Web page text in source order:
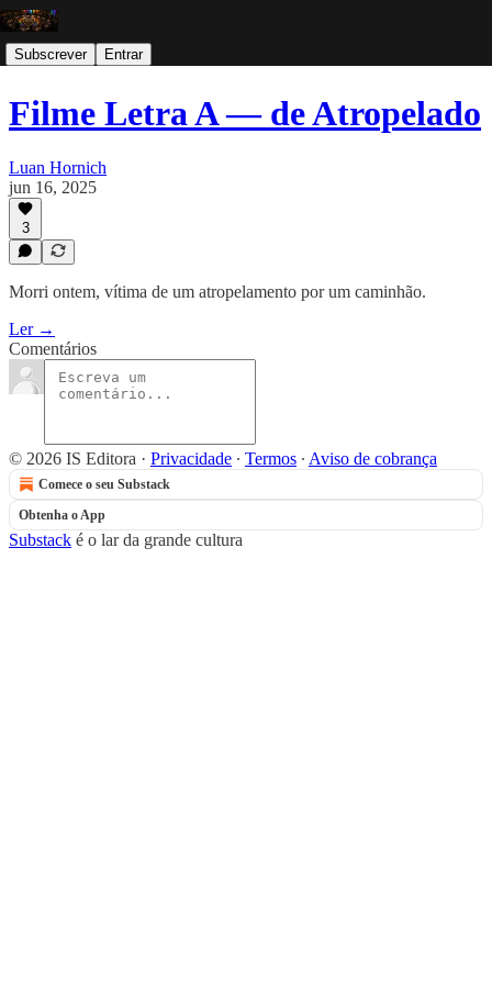
Subscrever Entrar
Filme Letra A — de Atropelado
Luan Hornich
jun 16, 2025
3
Morri ontem, vítima de um atropelamento por um caminhão.
Ler →
Comentários
© 2026 IS Editora · Privacidade ∙ Termos ∙ Aviso de cobrança
Comece o seu Substack
Obtenha o App
Substack é o lar da grande cultura